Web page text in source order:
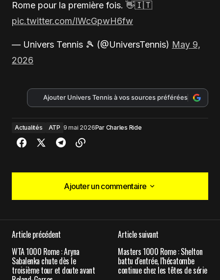
Rome pour la première fois. 👋🇮🇹
pic.twitter.com/IWcGpwH6fw
— Univers Tennis 🎾 (@UniversTennis) May 9,
2026
Ajouter Univers Tennis à vos sources préférées
Actualités ATP 9 mai 2026Par Charles Ride
Ajouter un commentaire
Ajouter un commentaire
champs obligatoires sont indiqués avec*
Article précédent
WTA 1000 Rome : Aryna
Sabalenka chute dès le
troisième tour et doute avant
Article suivant
Masters 1000 Rome : Shelton
battu d'entrée, l'hécatombe
continue chez les têtes de série